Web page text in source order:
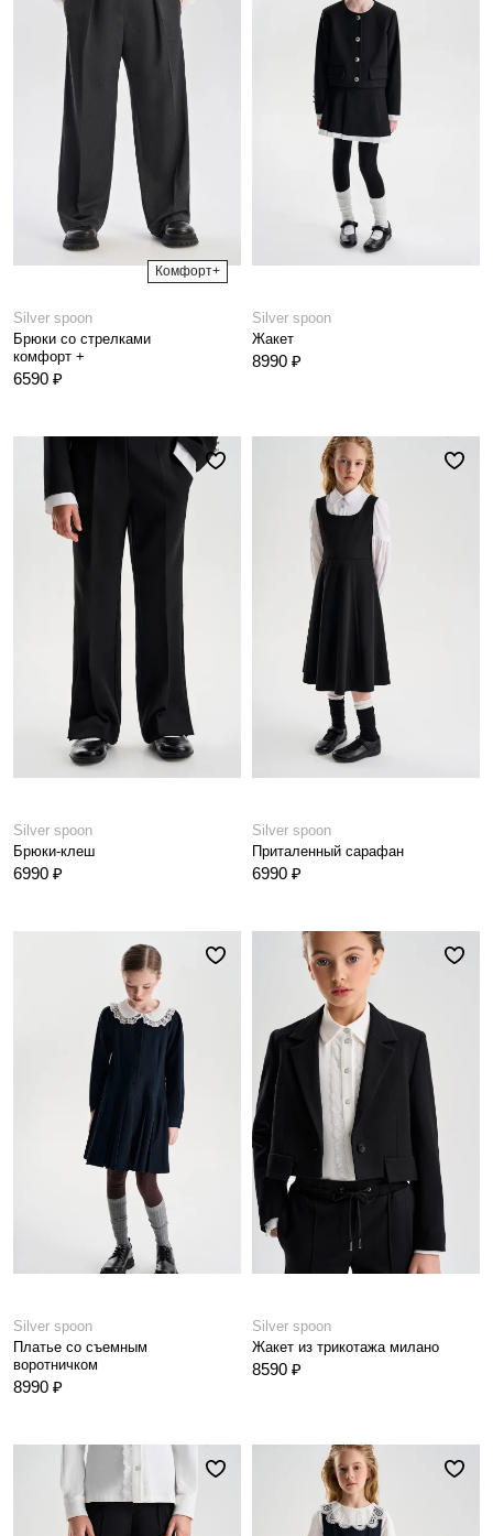
Комфорт+
Silver spoon
Брюки со стрелками
комфорт +
6590 ₽
Silver spoon
Жакет
8990 ₽
Silver spoon
Брюки-клеш
6990 ₽
Silver spoon
Приталенный сарафан
6990 ₽
Silver spoon
Платье со съемным
воротничком
8990 ₽
Silver spoon
Жакет из трикотажа милано
8590 ₽